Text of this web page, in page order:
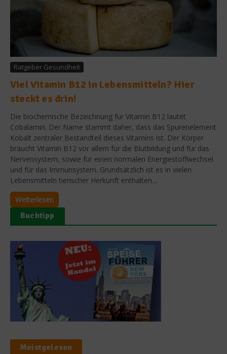
Ratgeber Gesundheit
Viel Vitamin B12 in Lebensmitteln? Hier
steckt es drin!
Die biochemische Bezeichnung für Vitamin B12 lautet
Cobalamin. Der Name stammt daher, dass das Spurenelement
Kobalt zentraler Bestandteil dieses Vitamins ist. Der Körper
braucht Vitamin B12 vor allem für die Blutbildung und für das
Nervensystem, sowie für einen normalen Energiestoffwechsel
und für das Immunsystem. Grundsätzlich ist es in vielen
Lebensmitteln tierischer Herkunft enthalten....
Weiterlesen
Buchtipp
Meistgelesen